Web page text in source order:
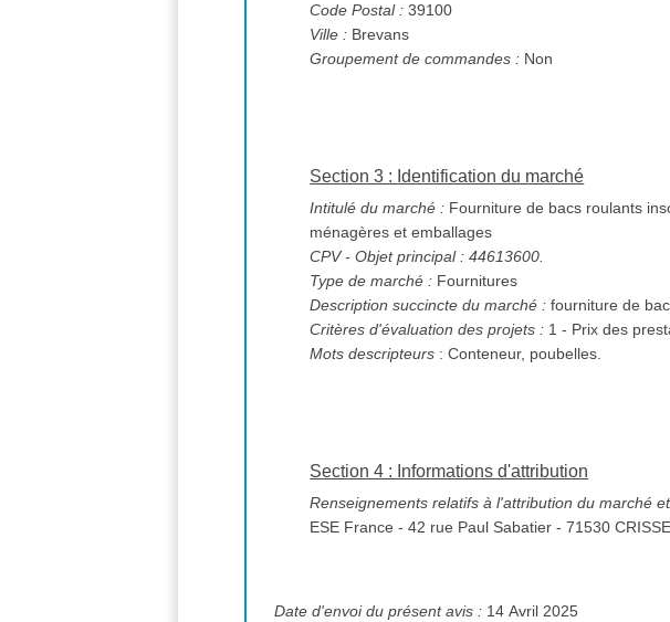
Code Postal : 39100
Ville : Brevans
Groupement de commandes : Non
Section 3 : Identification du marché
Intitulé du marché : Fourniture de bacs roulants
ménagères et emballages
CPV- Objet principal : 44613600.
Type de marché : Fournitures
Description succincte du marché :
Critères d'évaluation des projets :
Mots descripteurs : Conteneur, poubelles.
Section 4 : Informations d'attribution
Renseignements relatifs à l'attribution du marché
ESE France - 42 rue Paul Sabatier - 71530
Date d'envoi du présent avis : 14 Avril 2025